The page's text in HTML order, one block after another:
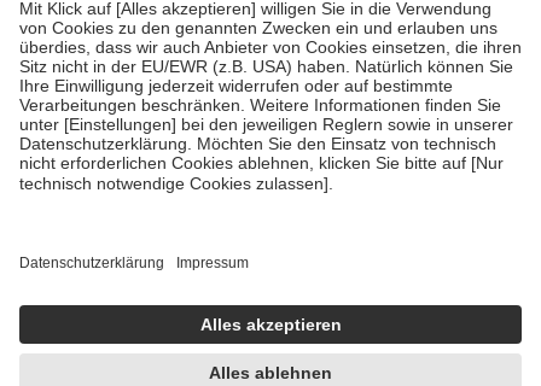
fallenkeine Zuzahlungenan bei:
• Kindern und Jugendlichen bis zum vollendeten 18. Lebensjahr
mit Ausnahme der Fahrkosten
• Untersuchungen zur Vorsorge und Früherkennung, die von der
GKV getragen werden
• empfohlenen Schutzimpfungen
• Harn- und Blutteststreifen
getroffen, um sicherzustellen, dass es sich um echte Bewertungen
https://help.etrusted.com/hc/de/articles/4419944605341
Einige Bilder und Inhalte wurden unter Zuhilfenahme künstlicher